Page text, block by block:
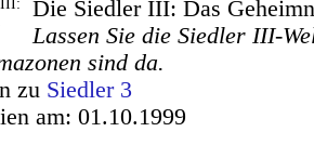
Die Siedler III: Das
Lassen Sie die Siedler III-
sind da.
zu Siedler 3
am: 01.10.1999